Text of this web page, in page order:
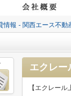
情報 - 関西エース不動
エクレー
【エクレー